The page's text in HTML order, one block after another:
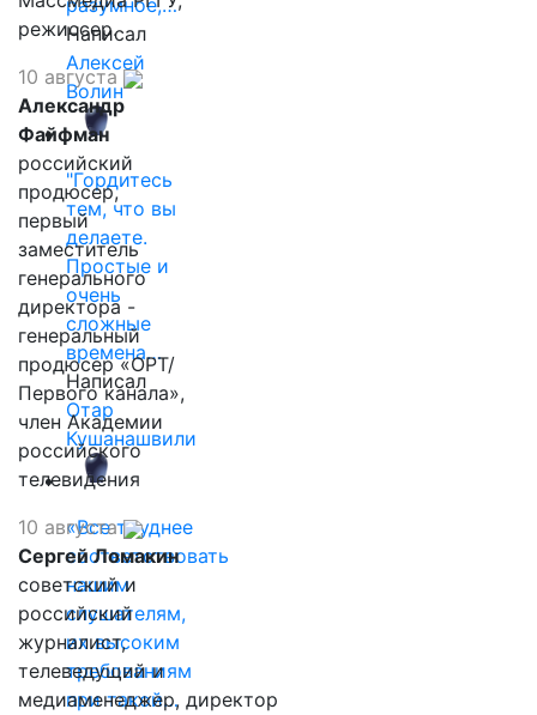
разумное,…
Написал
Алексей
Волин
"Гордитесь
тем, что вы
делаете.
Простые и
очень
сложные
времена…
Написал
Отар
Кушанашвили
«Все труднее
соответствовать
нашим
слушателям,
их высоким
требованиям
при такой…
режиссер.
10 августа
Александр
Файфман
российский
продюсер,
первый
заместитель
генерального
директора -
генеральный
продюсер «ОРТ/
Первого канала»,
член Академии
российского
телевидения
10 августа
Сергей Ломакин
советский и
российский
журналист,
телеведущий и
медиаменеджер, директор